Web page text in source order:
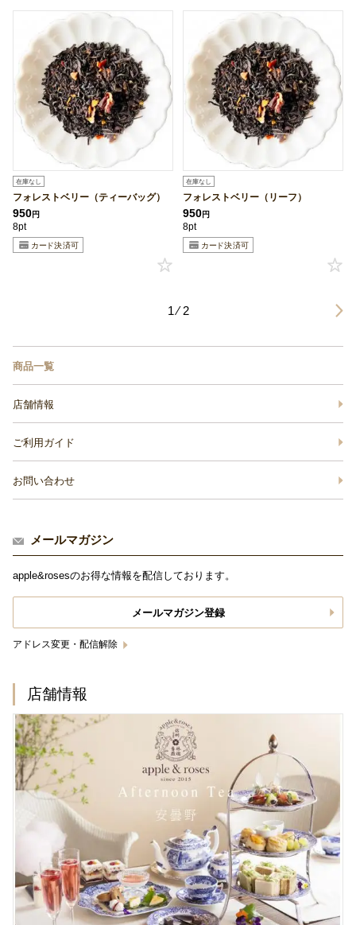
在庫なし
フォレストベリー（ティーバッグ）
950円
8pt
在庫なし
フォレストベリー（リーフ）
950円
8pt
1 ⁄ 2
商品一覧
店舗情報
ご利用ガイド
お問い合わせ
メールマガジン
apple&rosesのお得な情報を配信しております。
メールマガジン登録
アドレス変更・配信解除
店舗情報